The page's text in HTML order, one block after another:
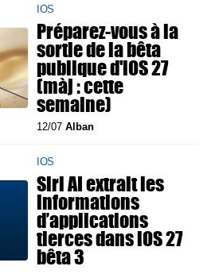
IOS
Préparez-vous à la
sortie de la bêta
publique d'iOS 27
(màj : cette
semaine)
12/07Alban
IOS
Siri AI extrait les
informations
d’applications
tierces dans iOS 27
bêta 3